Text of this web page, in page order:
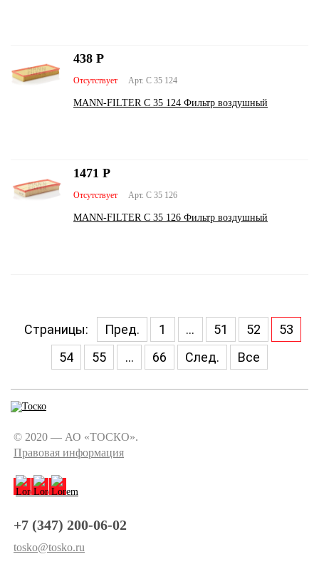
Арт. C 35 124
Отсутствует
MANN-FILTER C 35 124 Фильтр воздушный
438 Р
Арт. C 35 126
Отсутствует
MANN-FILTER C 35 126 Фильтр воздушный
1471 Р
Страницы: Пред. 1 ... 51 52
53
54
55 ... 66 След. Все
© 2020 — АО «ТОСКО».
Правовая информация
+7 (347) 200-06-02
tosko@tosko.ru